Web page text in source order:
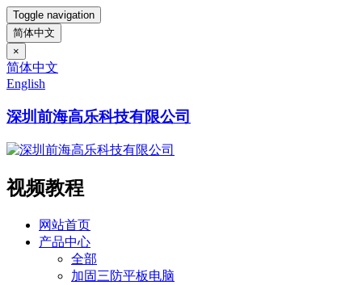
Toggle navigation
简体中文
×
简体中文
English
深圳前海高乐科技有限公司
视频教程
网站首页
产品中心
全部
加固三防平板电脑